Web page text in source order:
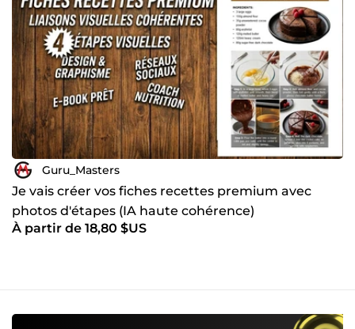
Guru_Masters
Je vais créer vos fiches recettes premium avec
photos d'étapes (IA haute cohérence)
À partir de 18,80 $US